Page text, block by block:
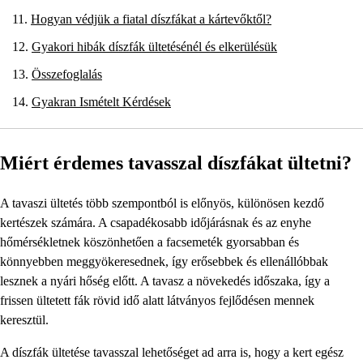
Hogyan védjük a fiatal díszfákat a kártevőktől?
Gyakori hibák díszfák ültetésénél és elkerülésük
Összefoglalás
Gyakran Ismételt Kérdések
Miért érdemes tavasszal díszfákat ültetni?
A tavaszi ültetés több szempontból is előnyös, különösen kezdő
kertészek számára. A csapadékosabb időjárásnak és az enyhe
hőmérsékletnek köszönhetően a facsemeték gyorsabban és
könnyebben meggyökeresednek, így erősebbek és ellenállóbbak
lesznek a nyári hőség előtt. A tavasz a növekedés időszaka, így a
frissen ültetett fák rövid idő alatt látványos fejlődésen mennek
keresztül.
A díszfák ültetése tavasszal lehetőséget ad arra is, hogy a kert egész